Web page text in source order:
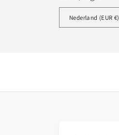
Nederland (EUR €)